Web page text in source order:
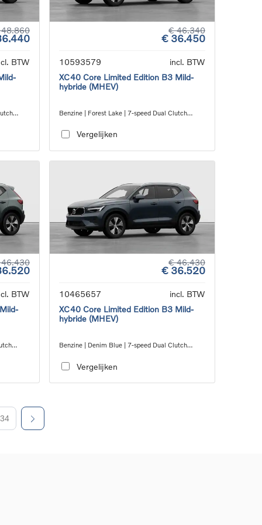
BTW
€ 46.340
€ 36.450
10593579
incl. BTW
XC40 Core Limited Edition B3 Mild-
hybride (MHEV)
Benzine | Forest Lake | 7-speed Dual Clutch
Vergelijken
BTW
€ 46.430
€ 36.520
10465657
incl. BTW
XC40 Core Limited Edition B3 Mild-
hybride (MHEV)
Benzine | Denim Blue | 7-speed Dual Clutch
Vergelijken
34